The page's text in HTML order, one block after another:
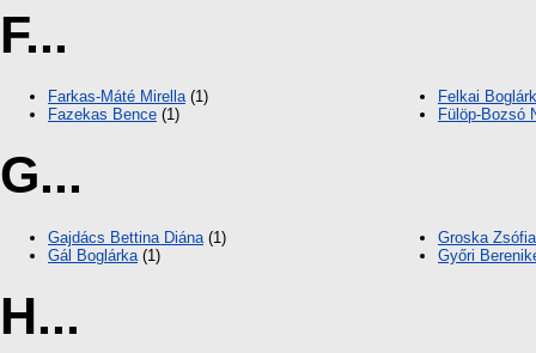
F...
Farkas-Máté Mirella(1)
Fazekas Bence (1)
Felkai
Fülöp-Bozsó
G...
Gajdács Bettina Diána (1)
Gál Boglárka (1)
Groska Zsófia
Győri
H...